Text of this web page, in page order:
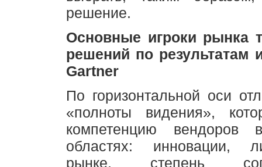
решение.
Основные игроки рынка
решений по результатам
Gartner
По горизонтальной оси
«полноты видения»,
компетенцию вендоров
областях: инновации,
рынке, степень